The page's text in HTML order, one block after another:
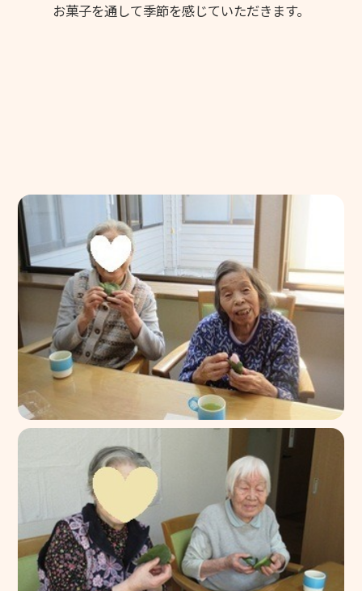
お菓子を通して季節を感じていただきます。